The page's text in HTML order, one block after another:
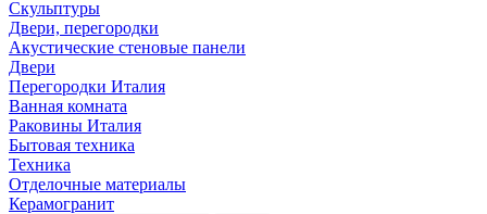
Скульптуры
Двери, перегородки
Акустические стеновые панели
Двери
Перегородки Италия
Ванная комната
Раковины Италия
Бытовая техника
Техника
Отделочные материалы
Керамогранит